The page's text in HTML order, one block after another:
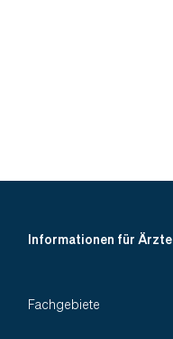
Informationen für Ärzte
Fachgebiete